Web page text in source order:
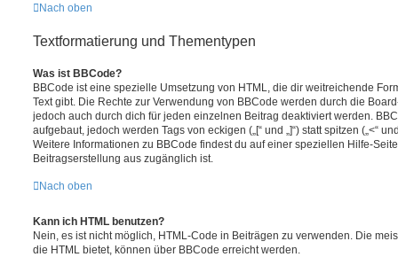
Nach oben
Textformatierung und Thementypen
Was ist BBCode?
BBCode ist eine spezielle Umsetzung von HTML, die dir weitreichende
Text gibt. Die Rechte zur Verwendung von BBCode werden durch die
jedoch auch durch dich für jeden einzelnen Beitrag deaktiviert werden.
aufgebaut, jedoch werden Tags von eckigen („[“ und „]“) statt spitzen („<“
Weitere Informationen zu BBCode findest du auf einer speziellen Hilfe-
Beitragserstellung aus zugänglich ist.
Nach oben
Kann ich HTML benutzen?
Nein, es ist nicht möglich, HTML-Code in Beiträgen zu verwenden. Die
die HTML bietet, können über BBCode erreicht werden.